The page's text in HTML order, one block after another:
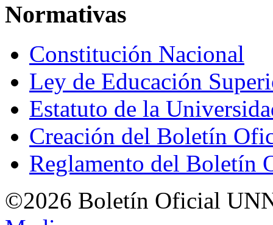
Normativas
Constitución Nacional
Ley de Educación
Estatuto de la
Creación del Boletín
Reglamento del Boletín
©2026 Boletín Oficial